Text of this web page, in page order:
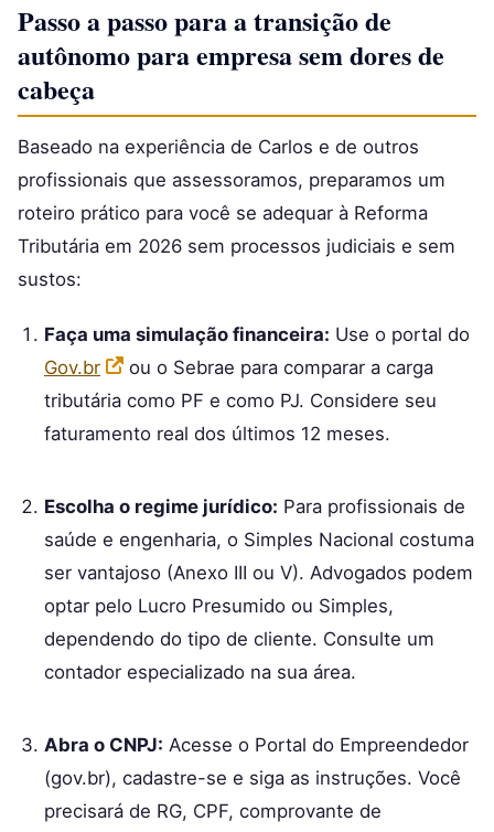
Passo a passo para a transição de
autônomo para empresa sem dores de
cabeça
Baseado na experiência de Carlos e de outros
profissionais que assessoramos, preparamos um
roteiro prático para você se adequar à Reforma
Tributária em 2026 sem processos judiciais e sem
sustos:
Faça uma simulação financeira: Use o portal do
Gov.br
ou o Sebrae para comparar a carga
tributária como PF e como PJ. Considere seu
faturamento real dos últimos 12 meses.
Escolha o regime jurídico: Para profissionais de
saúde e engenharia, o Simples Nacional costuma
ser vantajoso (Anexo III ou V). Advogados podem
optar pelo Lucro Presumido ou Simples,
dependendo do tipo de cliente. Consulte um
contador especializado na sua área.
Abra o CNPJ: Acesse o Portal do Empreendedor
(gov.br), cadastre-se e siga as instruções. Você
precisará de RG, CPF, comprovante de